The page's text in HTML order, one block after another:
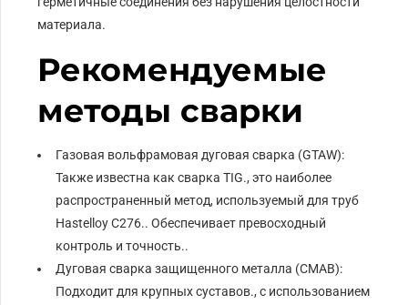
материала.
Рекомендуемые
методы сварки
Газовая вольфрамовая дуговая сварка (GTAW):
Также известна как сварка TIG., это наиболее
распространенный метод, используемый для труб
Hastelloy C276.. Обеспечивает превосходный
контроль и точность..
Дуговая сварка защищенного металла (СМАВ):
Подходит для крупных суставов., с использованием